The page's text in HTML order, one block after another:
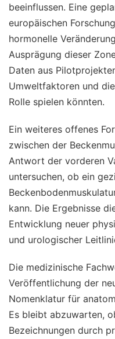
beeinflussen. Eine
europäischen
hormonelle
Ausprägung dieser
Daten aus
Umweltfaktoren und
Rolle spielen könnten.
Ein weiteres offenes
zwischen der
Antwort der vorderen
untersuchen, ob ein
kann. Die Ergebnisse
Entwicklung neuer
und urologischer
Die medizinische
Veröffentlichung der
Nomenklatur für
Es bleibt abzuwarten,
Bezeichnungen durch